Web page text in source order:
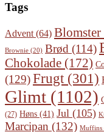
Tags
Advent (64) Blomster
Brownie (20) Brød (114)
Chokolade (172)
(129)Frugt (301)
Glimt (1102)
(27) Høns (41) Jul (105)
Marcipan (132) Muffins